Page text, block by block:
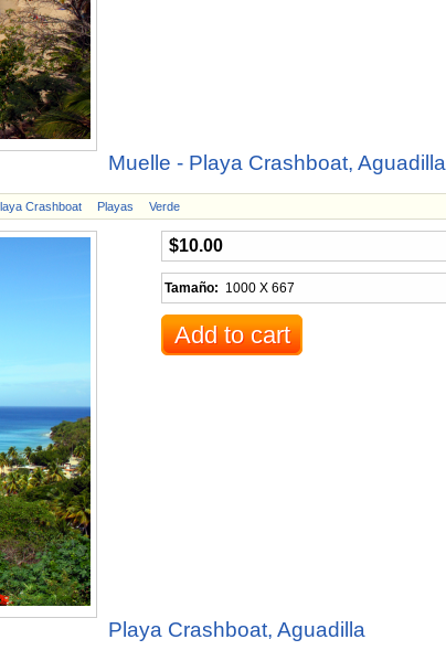
Muelle - Playa Crashboat, Aguadilla
Crashboat Playas Verde
$10.00
Tamaño: 1000 X 667
Playa Crashboat, Aguadilla